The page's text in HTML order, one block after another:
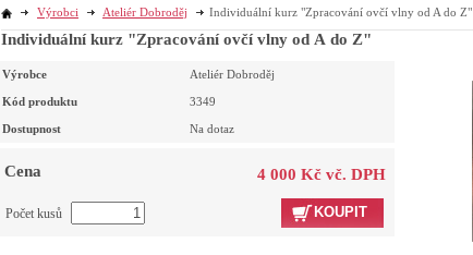
Výrobci Ateliér Dobroděj Individuální kurz "Zpracování ovčí vlny od A do Z"
Individuální kurz "Zpracování ovčí vlny od A do Z"
Výrobce Ateliér Dobroděj
Kód produktu 3349
Dostupnost Na dotaz
Cena 4 000 Kč vč. DPH
KOUPIT
Počet kusů